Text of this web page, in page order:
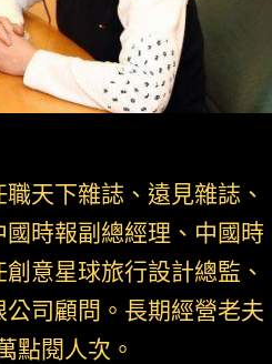
天下雜誌、遠見雜誌、
時報副總經理、中國時
意星球旅行設計總監、
司顧問。長期經營老夫
點閱人次。